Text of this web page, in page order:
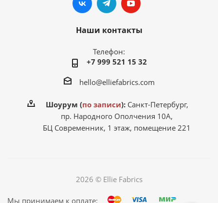
Наши контакты
Телефон:
+7 999 521 15 32
hello@elliefabrics.com
Шоурум (по записи):Санкт-Петербург,
пр. Народного Ополчения 10А,
БЦ Современник, 1 этаж, помещение 221
2026 © Ellie Fabrics
Мы принимаем к оплате: